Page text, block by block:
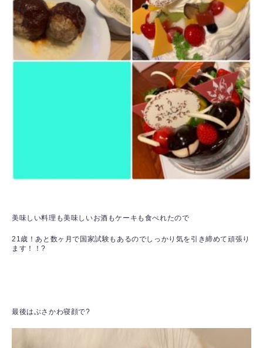
美味しい料理も美味しいお酒もケーキも食べれたので
21歳！あと数ヶ月で国家試験もあるのでしっかり気を引き締めて頑張り
ます！！?
最後はぶさかわ寝顔で?